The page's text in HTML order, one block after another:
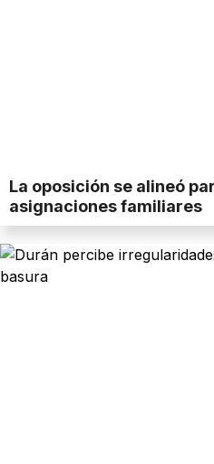
La oposición se alineó
asignaciones familiares